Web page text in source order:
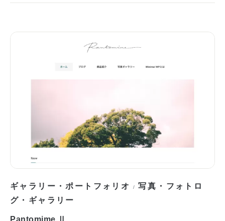
ギャラリー・ポートフォリオ /写真・フォトロ
グ・ギャラリー
Pantomime Ⅱ